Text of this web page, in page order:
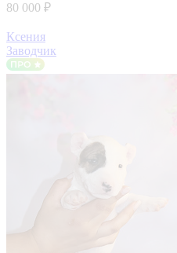
80 000 ₽
Ксения
Заводчик